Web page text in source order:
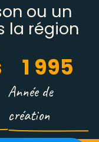
ou un
la région
Année de
création
1 995